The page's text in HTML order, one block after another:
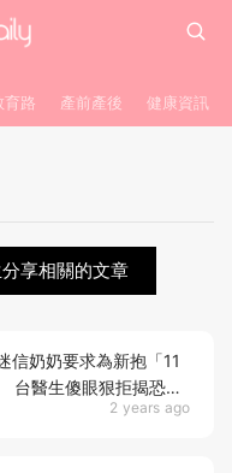
育路 產前產後 健康資訊
享相關的文章
2 years ago
信奶奶要求為新抱「11
醫生傻眼狠拒揭恐怖